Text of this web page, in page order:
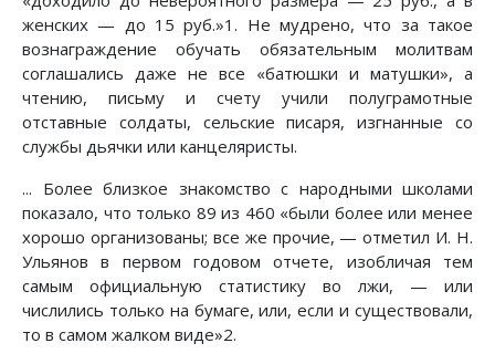
женских — до 15 руб.»1. Не мудрено, что за такое
вознаграждение обучать обязательным молитвам
соглашались даже не все «батюшки и матушки», а
чтению, письму и счету учили полуграмотные
отставные солдаты, сельские писаря, изгнанные со
службы дьячки или канцеляристы.
... Более близкое знакомство с народными школами
показало, что только 89 из 460 «были более или менее
хорошо организованы; все же прочие, — отметил И. Н.
Ульянов в первом годовом отчете, изобличая тем
самым официальную статистику во лжи, — или
числились только на бумаге, или, если и существовали,
то в самом жалком виде»2.